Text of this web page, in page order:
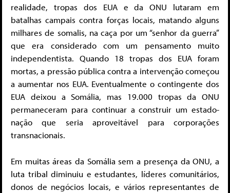
realidade, tropas dos EUA e da ONU lutaram em
batalhas campais contra forças locais, matando alguns
milhares de somalis, na caça por um “senhor da guerra”
que era considerado com um pensamento muito
independentista. Quando 18 tropas dos EUA foram
mortas, a pressão pública contra a intervenção começou
a aumentar nos EUA. Eventualmente o contingente dos
EUA deixou a Somália, mas 19.000 tropas da ONU
permaneceram para continuar a construir um estado-
nação que seria aproveitável para corporações
transnacionais.
Em muitas áreas da Somália sem a presença da ONU, a
luta tribal diminuiu e estudantes, líderes comunitários,
donos de negócios locais, e vários representantes de